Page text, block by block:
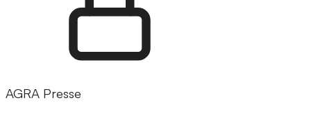
AGRA Presse